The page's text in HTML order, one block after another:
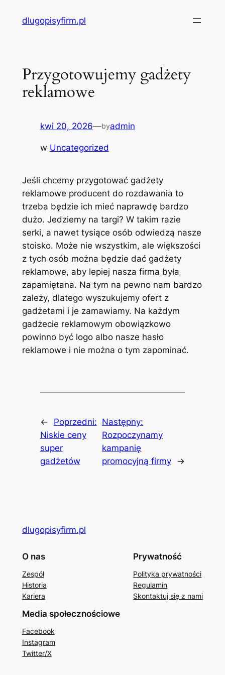
dlugopisyfirm.pl
Przygotowujemy gadżety
reklamowe
kwi 20, 2026—byadmin
w Uncategorized
Jeśli chcemy przygotować gadżety
reklamowe producent do rozdawania to
trzeba będzie ich mieć naprawdę bardzo
dużo. Jedziemy na targi? W takim razie
serki, a nawet tysiące osób odwiedzą nasze
stoisko. Może nie wszystkim, ale większości
z tych osób można będzie dać gadżety
reklamowe, aby lepiej nasza firma była
zapamiętana. Na tym na pewno nam bardzo
zależy, dlatego wyszukujemy ofert z
gadżetami i je zamawiamy. Na każdym
gadżecie reklamowym obowiązkowo
powinno być logo albo nasze hasło
reklamowe i nie można o tym zapominać.
←
Poprzedni:
Niskie ceny
super
gadżetów
Następny:
Rozpoczynamy
kampanię
promocyjną firmy
→
dlugopisyfirm.pl
O nas
Zespół
Historia
Kariera
Prywatność
Polityka prywatności
Regulamin
Skontaktuj się z nami
Media społecznościowe
Facebook
Instagram
Twitter/X